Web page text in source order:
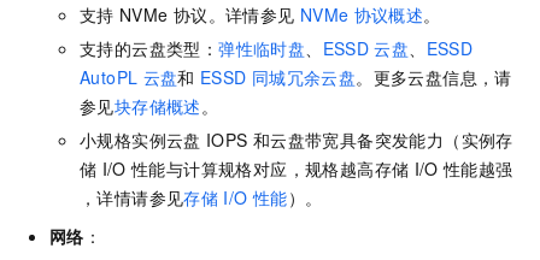
支持 NVMe 协议。详情参见 NVMe 协议概述。
支持的云盘类型：弹性临时盘 ESSD 云盘
ESSD
AutoPL 云盘和 ESSD 同城冗余云盘。更多云盘信息，请
参见块存储概述 。
小规格实例云盘 IOPS 和云盘带宽具备突发能力（实例存
储 I/O 性能与计算规格对应，规格越高存储 I/O 性能越强
，详情请参见存储 I/O 性能）。
网络 ：